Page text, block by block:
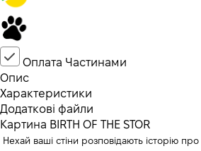
Оплата Частинами
Опис
Характеристики
Додаткові файли
Картина BIRTH OF THE STOR
Нехай ваші стіни розповідають історію